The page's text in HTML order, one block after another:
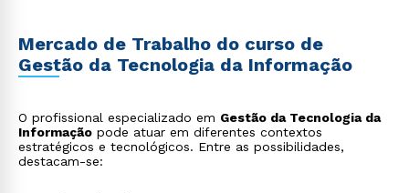
Mercado de Trabalho do curso de
Gestão da Tecnologia da Informação
O profissional especializado em Gestão da Tecnologia da
Informação pode atuar em diferentes contextos
estratégicos e tecnológicos. Entre as possibilidades,
destacam-se: